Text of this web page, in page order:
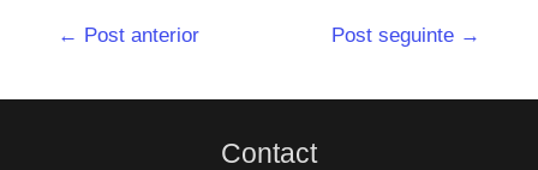
Navegação
← Post anterior Post seguinte →
Contact